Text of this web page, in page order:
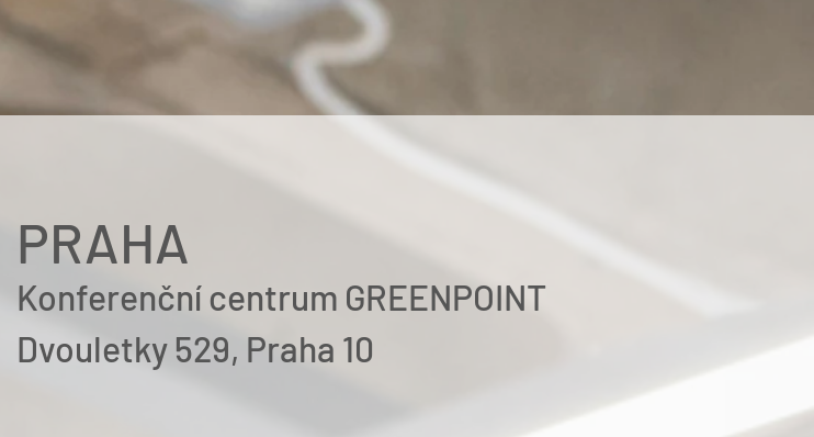
PRAHA
Konferenční centrum GREENPOINT
Dvouletky 529, Praha 10